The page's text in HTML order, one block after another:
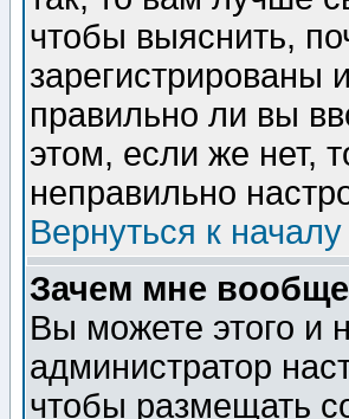
чтобы выяснить,
зарегистрированы
правильно ли вы
этом, если же нет,
неправильно
Вернуться к началу
Зачем мне
Вы можете этого и
администратор
чтобы размещать